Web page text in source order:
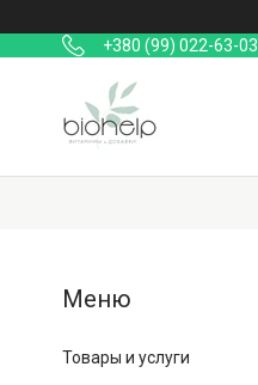
+380 (99) 022-63-03
Товары и услуги